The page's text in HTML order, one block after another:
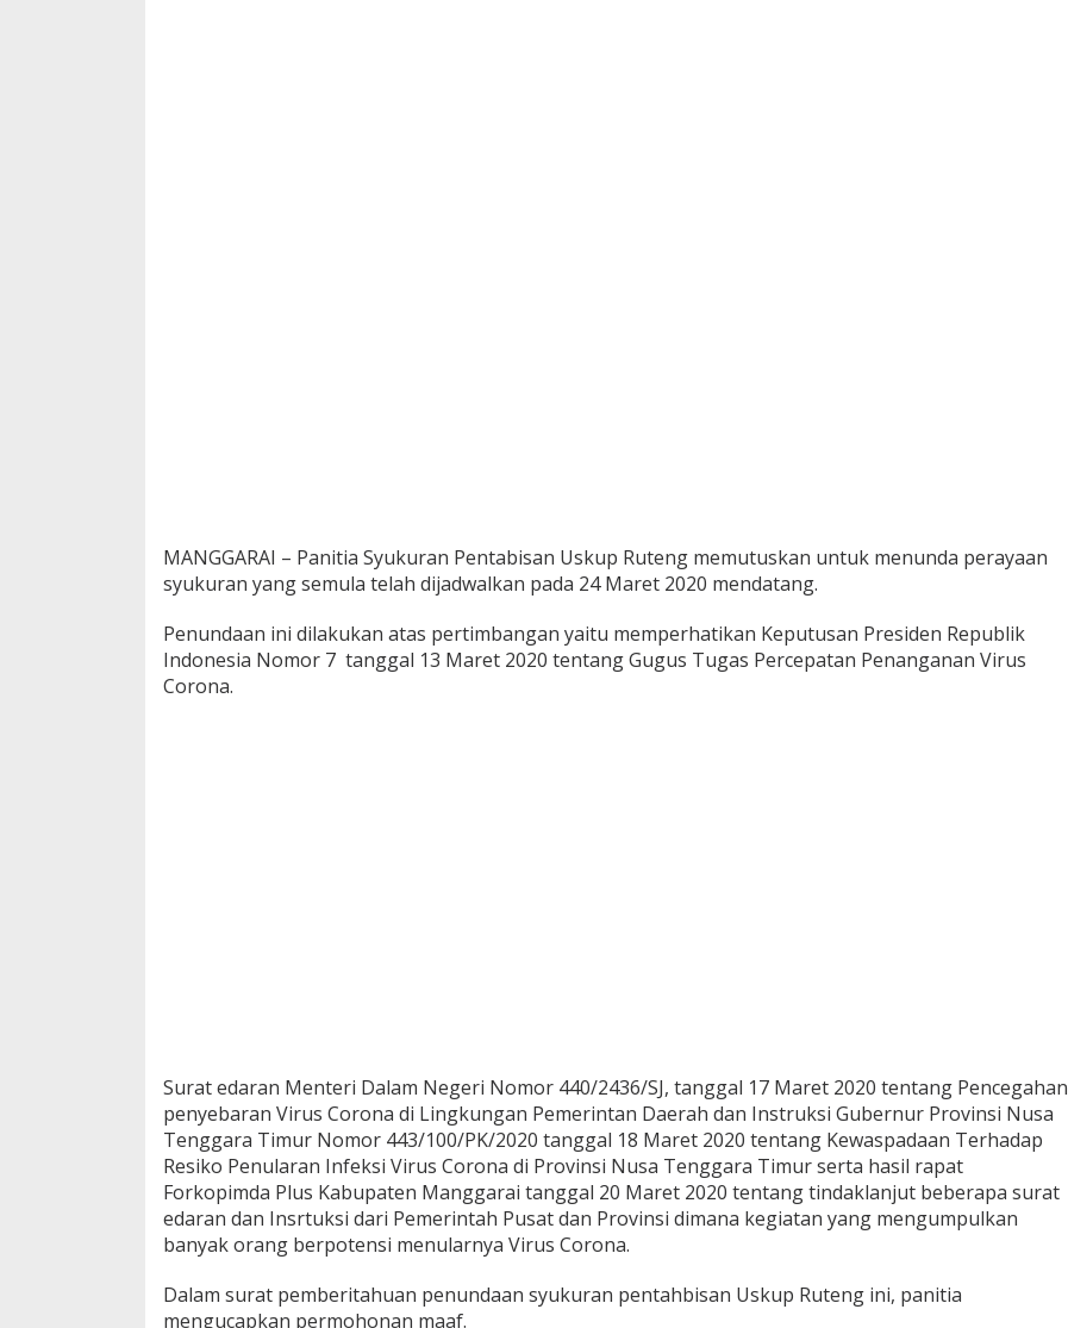
MANGGARAI – Panitia Syukuran Pentabisan Uskup Ruteng memutuskan untuk menunda perayaan
syukuran yang semula telah dijadwalkan pada 24 Maret 2020 mendatang.
Penundaan ini dilakukan atas pertimbangan yaitu memperhatikan Keputusan Presiden Republik
Indonesia Nomor 7 tanggal 13 Maret 2020 tentang Gugus Tugas Percepatan Penanganan Virus
Corona.
Surat edaran Menteri Dalam Negeri Nomor 440/2436/SJ, tanggal 17 Maret 2020 tentang Pencegahan
penyebaran Virus Corona di Lingkungan Pemerintan Daerah dan Instruksi Gubernur Provinsi Nusa
Tenggara Timur Nomor 443/100/PK/2020 tanggal 18 Maret 2020 tentang Kewaspadaan Terhadap
Resiko Penularan Infeksi Virus Corona di Provinsi Nusa Tenggara Timur serta hasil rapat
Forkopimda Plus Kabupaten Manggarai tanggal 20 Maret 2020 tentang tindaklanjut beberapa surat
edaran dan Insrtuksi dari Pemerintah Pusat dan Provinsi dimana kegiatan yang mengumpulkan
banyak orang berpotensi menularnya Virus Corona.
Dalam surat pemberitahuan penundaan syukuran pentahbisan Uskup Ruteng ini, panitia
mengucapkan permohonan maaf.